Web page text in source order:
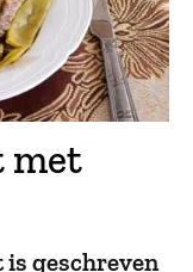
met
geschreven